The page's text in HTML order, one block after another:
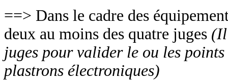
==> Dans le cadre des
deux au moins des quatre juges (Il
juges pour valider le ou les
plastrons électroniques)